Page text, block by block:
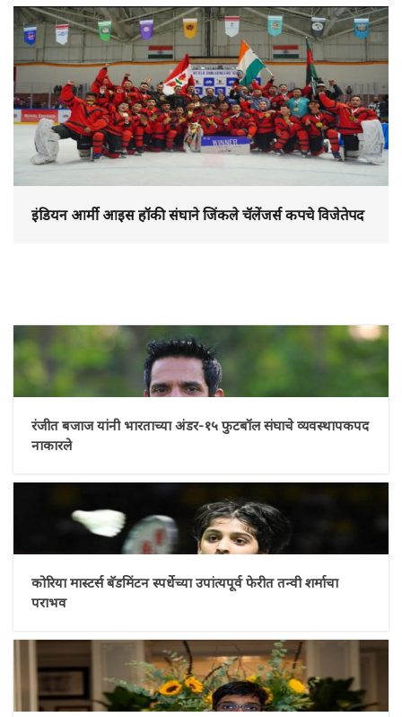
इंडियन आर्मी आइस हॉकी संघाने जिंकले चॅलेंजर्स कपचे विजेतेपद
रंजीत बजाज यांनी भारताच्या अंडर-१५ फुटबॉल संघाचे व्यवस्थापकपद
नाकारले
कोरिया मास्टर्स बॅडमिंटन स्पर्धेच्या उपांत्यपूर्व फेरीत तन्वी शर्माचा
पराभव